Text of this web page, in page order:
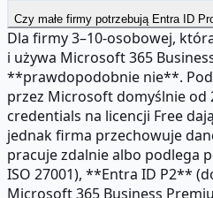
Czy małe firmy potrzebują Entra ID
Dla firmy 3–10-osobowej,
i używa Microsoft 365
**prawdopodobnie nie**.
przez Microsoft domyślnie od
credentials na licencji Free
jednak firma przechowuje
pracuje zdalnie albo podlega
ISO 27001), **Entra ID P2**
Microsoft 365 Business